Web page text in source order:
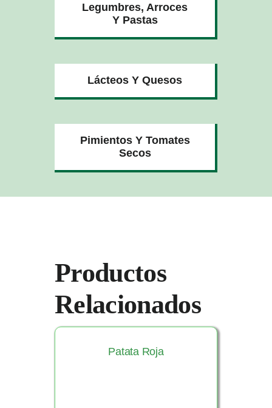
Legumbres, Arroces
Y Pastas
Lácteos Y Quesos
Pimientos Y Tomates
Secos
Productos
Relacionados
Patata Roja